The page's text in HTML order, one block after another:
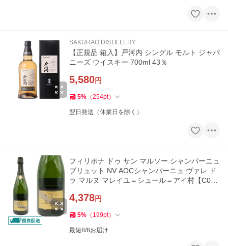
SAKURAO DISTILLERY
【正規品 箱入】戸河内 シングル モルト ジャパ
ニーズ ウイスキー 700ml 43％
5,580円
5% （254pt）
翌日発送（休業日を除く）
フィリポナ ドゥ サン マルソー シャンパーニュ
ブリュット NV AOCシャンパーニュ ヴァレ ド
ラ マルヌ マレイユ＝シュール＝アイ村【C0
4,378円
5% （ 199pt）
最短8/8お届け